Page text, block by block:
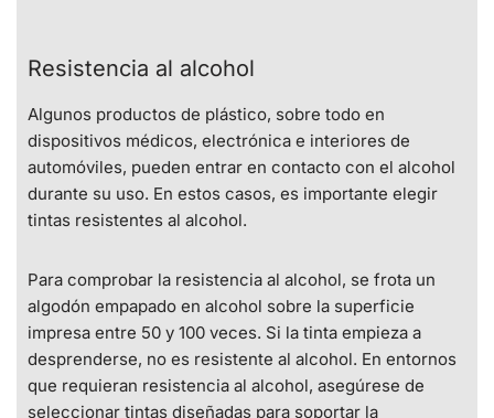
Resistencia al alcohol
Algunos productos de plástico, sobre todo en
dispositivos médicos, electrónica e interiores de
automóviles, pueden entrar en contacto con el alcohol
durante su uso. En estos casos, es importante elegir
tintas resistentes al alcohol.
Para comprobar la resistencia al alcohol, se frota un
algodón empapado en alcohol sobre la superficie
impresa entre 50 y 100 veces. Si la tinta empieza a
desprenderse, no es resistente al alcohol. En entornos
que requieran resistencia al alcohol, asegúrese de
seleccionar tintas diseñadas para soportar la